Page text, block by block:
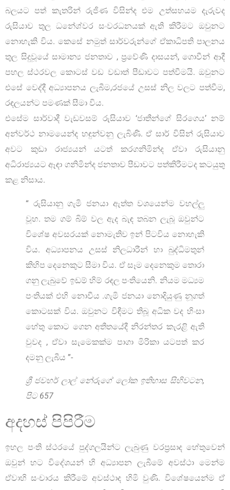
බලයට පත් කැතරින් රුජිණ විසින්ද එම උත්සහයම දැරුවද
රුසියාව තුල ධනේශ්වර සංවරධනයක් ඇති කිරීමට ඔවුනට
නොහැකි විය. කෙසේ නමුත් සාර්වරුන්ගේ ඒකාධිපති පාලනය
තුල සිදුවූයේ සාමාන්‍ය ජනතාව , ප්‍රවේණි දාසයන්, ගොවීන් ආදී
පහල ස්ථරවල කොටස් වඩ වඩාත් පීඩාවට පත්වීමයි. ඔවුනට
එසේ වෙද්දී අධ්‍යාපනය ලැබීම,රජයේ උසස් නිල වලට පත්වීම,
රඳලයන්ට පමණක් සීමා විය.
එසේම සාර්වාදී වැඩවසම් රුසියාව ‘ජාතීන්ගේ සිරගෙය’ නම්
අන්වර්ථ නාමයෙන්ද හඳුන්වනු ලැබිණි. ඒ සාර් විසින් රුසියාව
අවට කුඩා රාජ්‍යයන් යටත් කරගනිමින්ද ඒවා රුසියානු
අධිරාජ්‍යයට ඈඳා ගනිමින්ද ජනතාව පීඩාවට පත්කිරීමටද කටයුතු
කළ නිසාය.
“ රුසියානු ගැමි ජනයා ඇත්ත වශයෙන්ම වහල්ලු
වූහ. තම ගම් බිම් වල ඇද බැඳ තබන ලැබූ ඔවුන්ට
විශේෂ අවසරයක් නොමැතිව ඉන් පිටවිය නොහැකි
විය. අධ්‍යාපනය උසස් නිලධාරීන් හා බුද්ධිමතුන්
කිහිප දෙනෙකුට සීමා විය. ඒ සෑම දෙනෙකුම තොරා
ගනු ලැබුවේ ඉඩම් හිම් රඳල පංතියෙනි. නියම මධ්‍යම
පංතියක් එහි නොවීය .ගැමි ජනයා නොදියුණු නූගත්
කොටසක් විය. ඔවුනට විඳීමට තිබූ අධික වද හිංසා
හේතු කොට ගෙන අතීතයේදී නිරන්තර කැරළි ඇති
වුවද , ඒවා සැමෙකක්ම පාගා මිරිකා යටපත් කර
දමනු ලැබීය ”-
ශ්‍රී ජවහර් ලාල් නේරුගේ ලෝක ඉතිහාස සිහිවටන,
පිට 657
අදහස් පිපිරීම
ඉහල පංති ස්ථරයේ පුද්ගලයින්ට ලැබුණු වරප්‍රසාද හේතුවෙන්
ඔවුන් හට විදේශයන් හි අධ්‍යාපන ලැබීමේ අවස්ථා මෙන්ම
ඒවාහි සංචාරය කිරීමේ අවස්ථාද හිමි වුණි. විශේෂයෙන්ම ඒ